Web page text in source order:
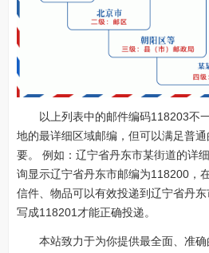
以上列表中的邮件编码118203不
地的最详细区域邮编，但可以满足普
要。 例如：辽宁省丹东市某街道的详
询显示辽宁省丹东市邮编为118200，
信件、物品可以有效投递到辽宁省丹
写成118201才能正确投递。
本站致力于为你提供最全面、准